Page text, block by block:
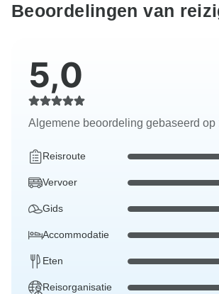
Beoordelingen van
5,0
Algemene beoordeling gebaseerd op
Reisroute
Vervoer
Gids
Accommodatie
Eten
Reisorganisatie